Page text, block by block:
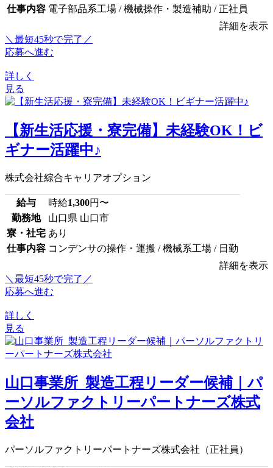
仕事内容 電子部品系工場 / 機械操作・製造補助 / 正社員
詳細を表示
＼最短45秒で完了／
応募へ進む
詳しく
見る
【新生活応援・寮完備】未経験OK！ビ
ギナー活躍中♪
株式会社綜合キャリアオプション
給与 時給1,300円〜
勤務地
山口県 山口市
寮・社宅 あり
仕事内容 コンデンサの操作・運搬 / 機械系工場 / 日勤
詳細を表示
＼最短45秒で完了／
応募へ進む
詳しく
見る
山口事業所_製造工程リーダー候補｜パ
ーソルファクトリーパートナーズ株式
会社
パーソルファクトリーパートナーズ株式会社（正社員）